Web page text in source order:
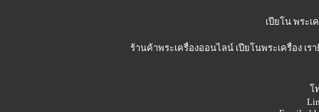
เปียโน พระเ
ร้านค้าพระเครื่องออนไลน์ เปียโนพระเครื่อง เ
โ